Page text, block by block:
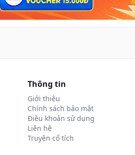
Thông tin
Giới thiệu
Chính sách bảo mật
Điều khoản sử dụng
Liên hệ
Truyện cổ tích